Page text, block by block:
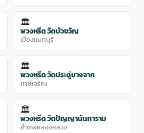
🏛️
พวงหรีด วัดบัวขวัญ
เมืองนนทบุรี
🏛️
พวงหรีด วัดประดู่บางจาก
ภาษีเจริญ
🏛️
พวงหรีด วัดปัญญานันทาราม
อำเภอคลองหลวง